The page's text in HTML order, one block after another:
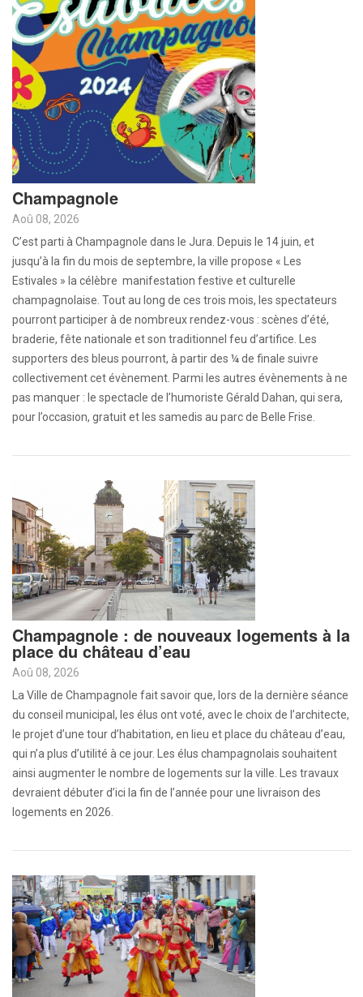
Champagnole
Aoû 08, 2026
C’est parti à Champagnole dans le Jura. Depuis le 14 juin, et
jusqu’à la fin du mois de septembre, la ville propose « Les
Estivales » la célèbre manifestation festive et culturelle
champagnolaise. Tout au long de ces trois mois, les spectateurs
pourront participer à de nombreux rendez-vous : scènes d’été,
braderie, fête nationale et son traditionnel feu d’artifice. Les
supporters des bleus pourront, à partir des ¼ de finale suivre
collectivement cet évènement. Parmi les autres évènements à ne
pas manquer : le spectacle de l’humoriste Gérald Dahan, qui sera,
pour l’occasion, gratuit et les samedis au parc de Belle Frise.
Champagnole : de nouveaux logements à la
place du château d’eau
Aoû 08, 2026
La Ville de Champagnole fait savoir que, lors de la dernière séance
du conseil municipal, les élus ont voté, avec le choix de l’architecte,
le projet d’une tour d’habitation, en lieu et place du château d’eau,
qui n’a plus d’utilité à ce jour. Les élus champagnolais souhaitent
ainsi augmenter le nombre de logements sur la ville. Les travaux
devraient débuter d’ici la fin de l’année pour une livraison des
logements en 2026.